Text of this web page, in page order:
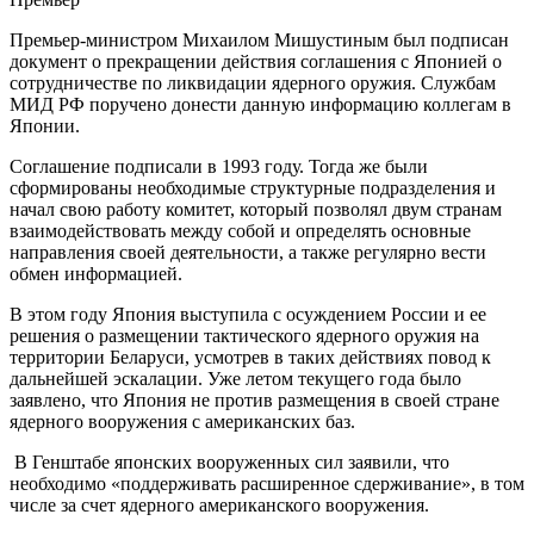
Премьер-министром Михаилом Мишустиным был подписан
документ о прекращении действия соглашения с Японией о
сотрудничестве по ликвидации ядерного оружия. Службам
МИД РФ поручено донести данную информацию коллегам в
Японии.
Соглашение подписали в 1993 году. Тогда же были
сформированы необходимые структурные подразделения и
начал свою работу комитет, который позволял двум странам
взаимодействовать между собой и определять основные
направления своей деятельности, а также регулярно вести
обмен информацией.
В этом году Япония выступила с осуждением России и ее
решения о размещении тактического ядерного оружия на
территории Беларуси, усмотрев в таких действиях повод к
дальнейшей эскалации. Уже летом текущего года было
заявлено, что Япония не против размещения в своей стране
ядерного вооружения с американских баз.
В Генштабе японских вооруженных сил заявили, что
необходимо «поддерживать расширенное сдерживание», в том
числе за счет ядерного американского вооружения.